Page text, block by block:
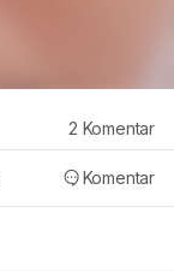
Komentar
2 Komentar